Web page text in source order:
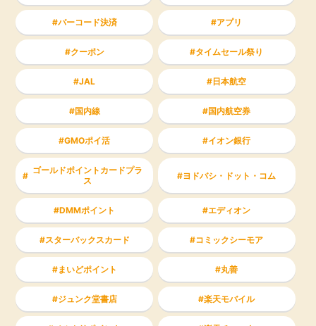
バーコード決済 アプリ
クーポン タイムセール祭り
JAL 日本航空
国内線 国内航空券
GMOポイ活 イオン銀行
ゴールドポイントカードプラ
ス
ヨドバシ・ドット・コム
DMMポイント エディオン
スターバックスカード コミックシーモア
まいどポイント 丸善
ジュンク堂書店 楽天モバイル